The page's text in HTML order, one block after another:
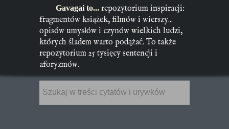
Gavagai to...repozytorium inspiracji:
fragmentów książek, filmów i wierszy...
opisów umysłów i czynów wielkich ludzi,
których śladem warto podążać. To także
repozytorium 25 tysięcy sentencji i
aforyzmów.